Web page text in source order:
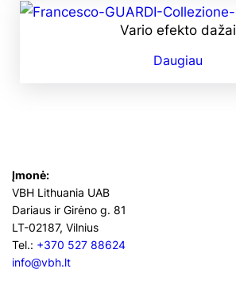
Vario efekto dažai
Daugiau
Įmonė:
VBH Lithuania UAB
Dariaus ir Girėno g. 81
LT-02187, Vilnius
Tel.: +370 527 88624
info@vbh.lt